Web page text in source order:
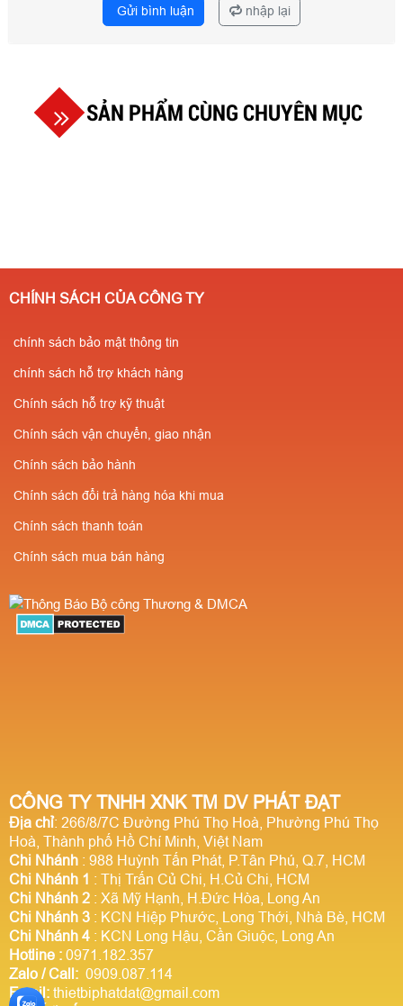
Gửi bình luận nhập lại
SẢN PHẨM CÙNG CHUYÊN MỤC
CÔNG TY TNHH XNK TM DV PHÁT ĐẠT
Địa chỉ: 266/8/7C Đường Phú Thọ Hoà, Phường Phú Thọ
Hoà, Thành phố Hồ Chí Minh, Việt Nam
Chi Nhánh : 988 Huỳnh Tấn Phát, P.Tân Phú, Q.7, HCM
Chi Nhánh 1 : Thị Trấn Củ Chi, H.Củ Chi, HCM
Chi Nhánh 2 : Xã Mỹ Hạnh, H.Đức Hòa, Long An
Chi Nhánh 3 : KCN Hiệp Phước, Long Thới, Nhà Bè, HCM
Chi Nhánh 4 : KCN Long Hậu, Cần Giuộc, Long An
Hotline : 0971.182.357
Zalo / Call: 0909.087.114
Email: thietbiphatdat@gmail.com
CHÍNH SÁCH CỦA CÔNG TY
chính sách bảo mật thông tin
chính sách hỗ trợ khách hàng
Chính sách hỗ trợ kỹ thuật
Chính sách vận chuyển, giao nhận
Chính sách bảo hành
Chính sách đổi trả hàng hóa khi mua
Chính sách thanh toán
Chính sách mua bán hàng